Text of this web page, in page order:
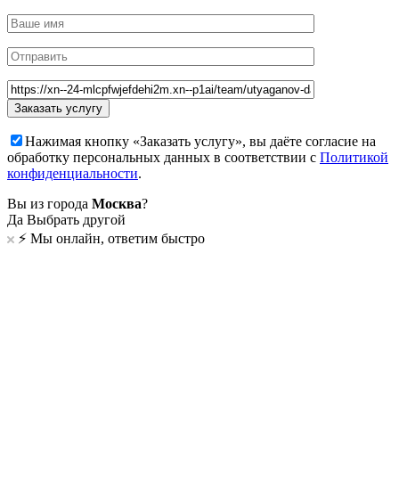
Нажимая кнопку «Заказать услугу», вы даёте согласие на
обработку персональных данных в соответствии с Политикой
конфиденциальности.
Вы из города Москва?
Да Выбрать другой
⚡️ Мы онлайн, ответим быстро